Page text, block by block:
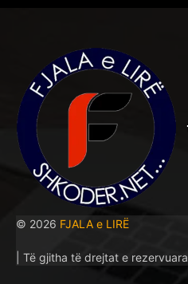
© 2026 FJALA e LIRË
| Të gjitha të drejtat e rezervuara